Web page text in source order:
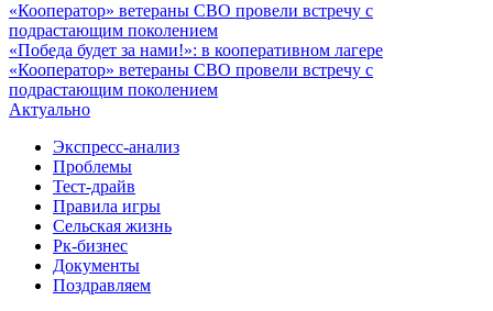
«Победа будет за нами!»: в кооперативном лагере
«Кооператор» ветераны СВО провели встречу с
подрастающим поколением
Актуально
Экспресс-анализ
Проблемы
Тест-драйв
Правила игры
Сельская жизнь
Рк-бизнес
Документы
Поздравляем